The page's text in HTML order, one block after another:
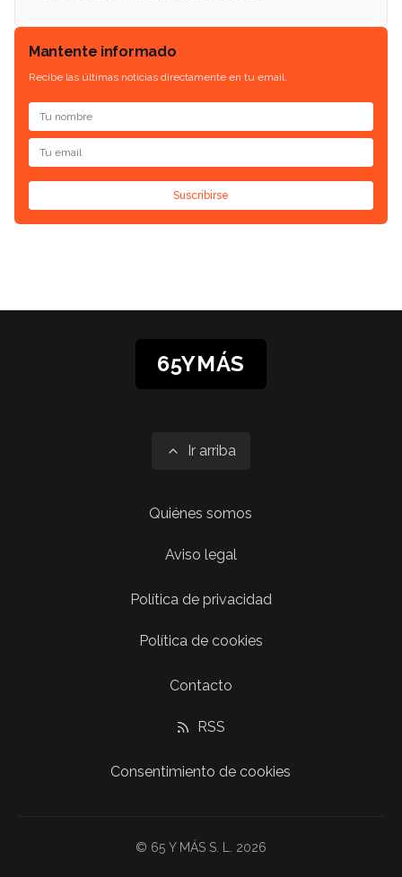
Mantente informado
Recibe las últimas noticias directamente en tu email.
Suscribirse
65YMÁS
Ir arriba
Quiénes somos
Aviso legal
Política de privacidad
Política de cookies
Contacto
RSS
Consentimiento de cookies
© 65 Y MÁS S. L. 2026